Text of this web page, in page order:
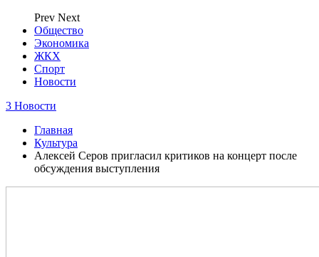
Prev Next
Общество
Экономика
ЖКХ
Спорт
Новости
3 Новости
Главная
Культура
Алексей Серов пригласил критиков на концерт после
обсуждения выступления